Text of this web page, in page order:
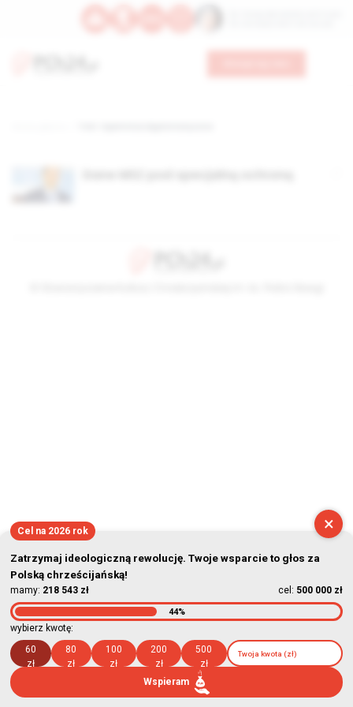
×
Cel na 2026 rok
Zatrzymaj ideologiczną rewolucję. Twoje wsparcie to głos za
Polską chrześcijańską!
mamy: 218 543 zł cel: 500 000 zł
44%
wybierz kwotę:
60
zł
80
zł
100
zł
200
zł
500
zł
Wspieram